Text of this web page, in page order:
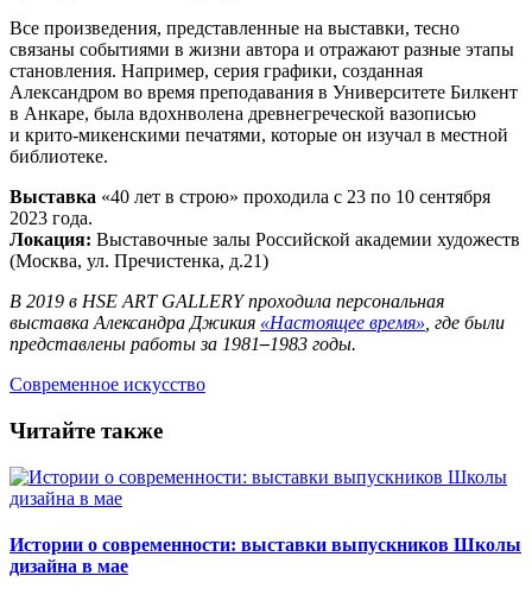
Все произведения, представленные на выставки, тесно
связаны событиями в жизни автора и отражают разные этапы
становления. Например, серия графики, созданная
Александром во время преподавания в Университете Билкент
в Анкаре, была вдохнволена древнегреческой вазописью
и крито-микенскими печатями, которые он изучал в местной
библиотеке.
Выставка «40 лет в строю» проходила с 23 по 10 сентября
2023 года.
Локация: Выставочные залы Российской академии художеств
(Москва, ул. Пречистенка, д.21)
В 2019 в HSE ART GALLERY проходила персональная
выставка Александра Джикия «Настоящее время» , где были
представлены работы за 1981–1983 годы.
Современное искусство
Читайте также
Истории о современности: выставки выпускников Школы
дизайна в мае